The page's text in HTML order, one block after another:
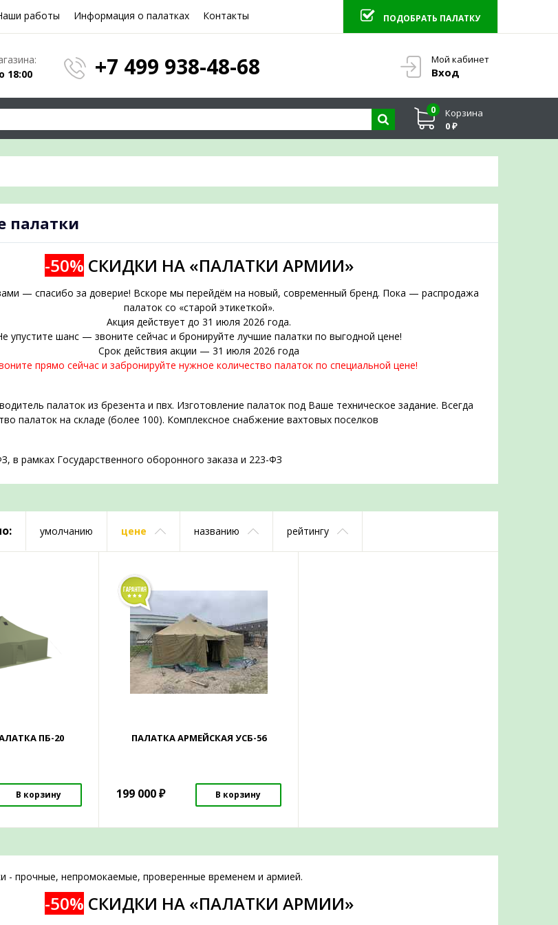
работы Информация о палатках Контакты ПОДОБРАТЬ ПАЛАТКУ
Мой кабинет
Вход
18:00
+7 499 938-48-68
0
Корзина
0 ₽
палатки
-50% СКИДКИ НА «ПАЛАТКИ АРМИИ»
— спасибо за доверие! Вскоре мы перейдём на новый, современный бренд. Пока — распродажа
палаток со «старой этикеткой».
Акция действует до 31 июля 2026 года.
упустите шанс — звоните сейчас и бронируйте лучшие палатки по выгодной цене!
Срок действия акции — 31 июля 2026 года
прямо сейчас и забронируйте нужное количество палаток по специальной цене!
палаток из брезента и пвх. Изготовление палаток под Ваше техническое задание. Всегда
палаток на складе (более 100). Комплексное снабжение вахтовых поселков
в рамках Государственного оборонного заказа и 223-ФЗ
умолчанию цене названию рейтингу
ПБ-20
В корзину
ПАЛАТКА АРМЕЙСКАЯ УСБ-56
199 000₽ В корзину
- прочные, непромокаемые, проверенные временем и армией.
-50% СКИДКИ НА «ПАЛАТКИ АРМИИ»
И МЫ ПОДБЕРЕМ ПАЛАТКУ
ПАРАМЕТРЫ!
на почту и проконсультируем по любым вопросам
подобрать